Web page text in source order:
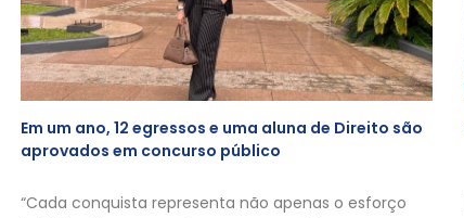
Em um ano, 12 egressos e uma aluna de Direito são
aprovados em concurso público
“Cada conquista representa não apenas o esforço